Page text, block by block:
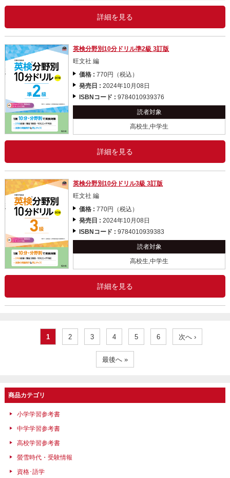
詳細を見る
英検分野別10分ドリル準2級 3訂版
旺文社 編
価格 :770円（税込）
発売日 :2024年10月08日
ISBNコード :9784010939376
読者対象
高校生,中学生
詳細を見る
英検分野別10分ドリル3級 3訂版
旺文社 編
価格 :770円（税込）
発売日 :2024年10月08日
ISBNコード :9784010939383
読者対象
高校生,中学生
詳細を見る
1 2 3 4 5 6 次へ ›
最後へ »
商品カテゴリ
小学学習参考書
中学学習参考書
高校学習参考書
螢雪時代・受験情報
資格･語学